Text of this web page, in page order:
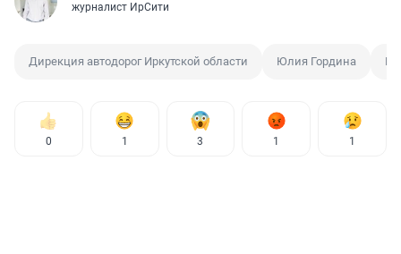
журналист ИрСити
Дирекция автодорог Иркутской области Юлия Гордина
0 1 3 1 1